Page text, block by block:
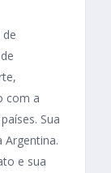
com a
Sua
Argentina.
e sua